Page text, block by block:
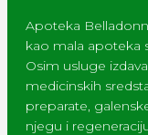
Apoteka
kao mala apoteka
Osim usluge
medicinskih
preparate,
njegu i